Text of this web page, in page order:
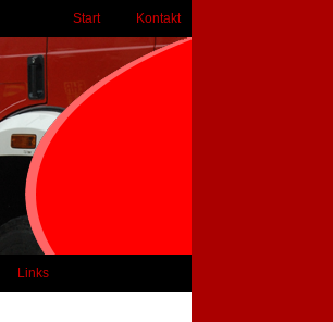
Start Kontakt
Links